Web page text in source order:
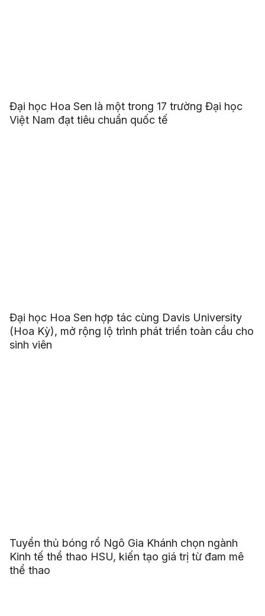
Đại học Hoa Sen là một trong 17 trường Đại học
Việt Nam đạt tiêu chuẩn quốc tế
Đại học Hoa Sen hợp tác cùng Davis University
(Hoa Kỳ), mở rộng lộ trình phát triển toàn cầu cho
sinh viên
Tuyển thủ bóng rổ Ngô Gia Khánh chọn ngành
Kinh tế thể thao HSU, kiến tạo giá trị từ đam mê
thể thao